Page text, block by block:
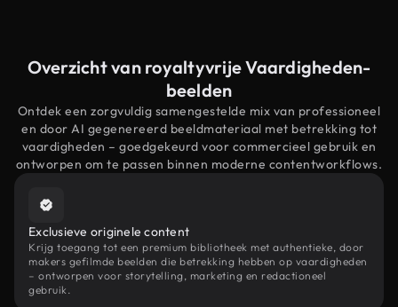
Overzicht van royaltyvrije Vaardigheden-
beelden
Ontdek een zorgvuldig samengestelde mix van professioneel
en door AI gegenereerd beeldmateriaal met betrekking tot
vaardigheden – goedgekeurd voor commercieel gebruik en
ontworpen om te passen binnen moderne contentworkflows.
Exclusieve originele content
Krijg toegang tot een premium bibliotheek met authentieke, door
makers gefilmde beelden die betrekking hebben op vaardigheden
– ontworpen voor storytelling, marketing en redactioneel
gebruik.